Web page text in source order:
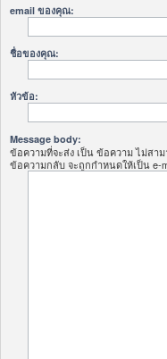
email ของคุณ:
ชื่อของคุณ:
หัวข้อ:
Message body:
ข้อความที่จะส่ง เป็น ข้อความ ไม่สาม
ข้อความกลับ จะถูกกำหนดให้เป็น e-